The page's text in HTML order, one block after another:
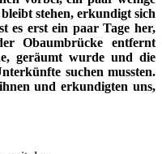
stehen, erkundigt sich
es erst ein paar Tage her,
Obaumbrücke entfernt
geräumt wurde und die
suchen mussten.
und erkundigten uns,